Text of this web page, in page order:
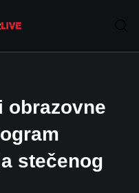
obrazovne
stečenog